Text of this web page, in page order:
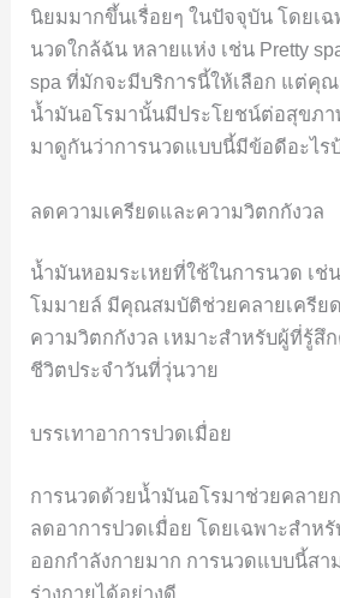
นิยมมากขึ้นเรื่อยๆ ในปัจจุบัน โดยเฉ
นวดใกล้ฉัน หลายแห่ง เช่น Pretty
spa ที่มักจะมีบริการนี้ให้เลือก แต่คุ
น้ำมันอโรมานั้นมีประโยชน์ต่อสุขภา
มาดูกันว่าการนวดแบบนี้มีข้อดีอะไร
ลดความเครียดและความวิตกกังวล
น้ำมันหอมระเหยที่ใช้ในการนวด เช่
โมมายล์ มีคุณสมบัติช่วยคลายเครีย
ความวิตกกังวล เหมาะสำหรับผู้ที่รู้สึ
ชีวิตประจำวันที่วุ่นวาย
บรรเทาอาการปวดเมื่อย
การนวดด้วยน้ำมันอโรมาช่วยคลาย
ลดอาการปวดเมื่อย โดยเฉพาะสำห
ออกกำลังกายมาก การนวดแบบนี้สา
ร่างกายได้อย่างดี